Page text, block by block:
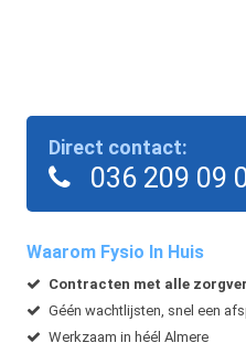
Direct contact:
036 209 09
Waarom Fysio In Huis
Contracten met alle
Géén wachtlijsten, snel een
Werkzaam in héél Almere